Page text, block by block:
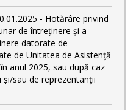
- Hotărâre privind
de întreținere și a
datorate de
de Unitatea de Asistență
anul 2025, sau după caz
sau de reprezentanții